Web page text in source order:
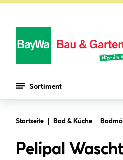
Sortiment
Startseite Bad & Küche
Pelipal